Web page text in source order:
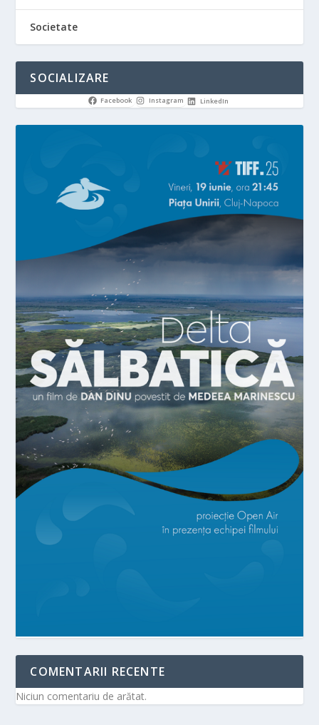
Societate
SOCIALIZARE
Facebook Instagram LinkedIn
COMENTARII RECENTE
Niciun comentariu de arătat.